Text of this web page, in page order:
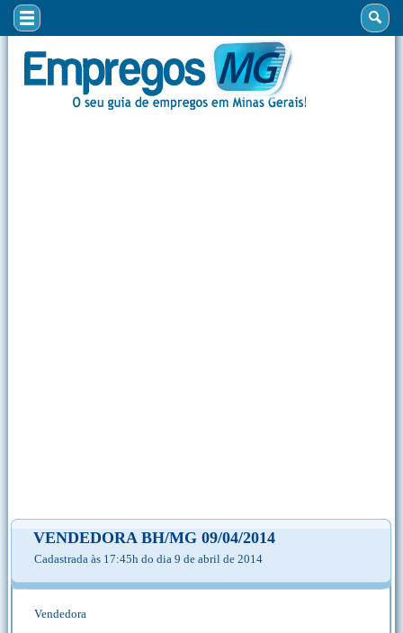
VENDEDORA BH/MG 09/04/2014
Cadastrada às 17:45h do dia 9 de abril de 2014
Vendedora